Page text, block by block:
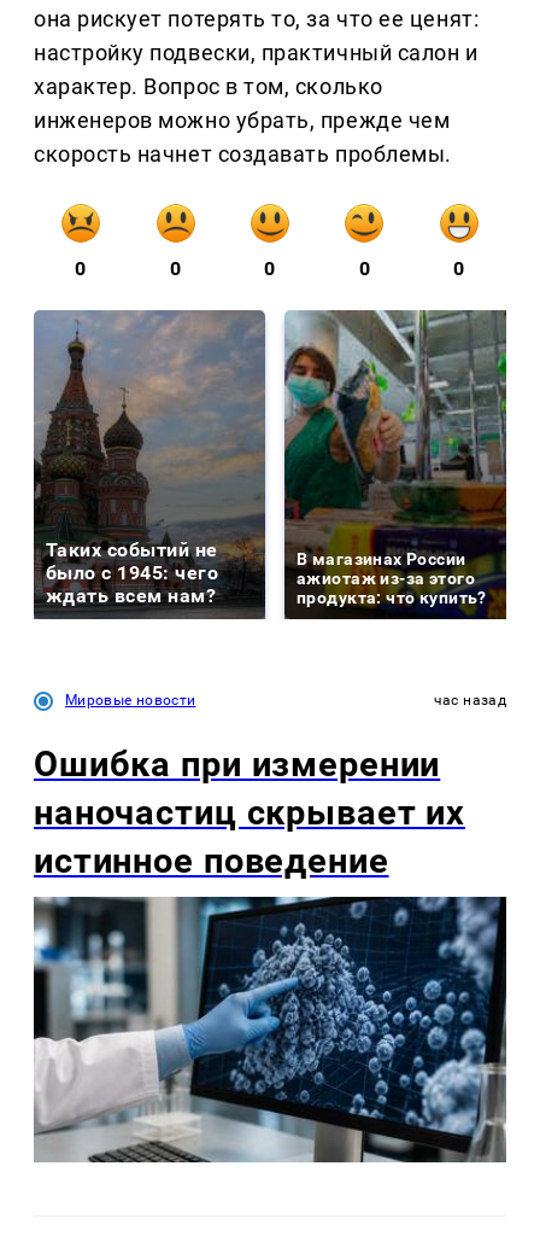
она рискует потерять то, за что ее ценят:
настройку подвески, практичный салон и
характер. Вопрос в том, сколько
инженеров можно убрать, прежде чем
скорость начнет создавать проблемы.
0 0 0 0 0
Таких событий не
было с 1945: чего
ждать всем нам?
В магазинах России
ажиотаж из-за этого
продукта: что купить?
Мировые новости час назад
Ошибка при измерении
наночастиц скрывает их
истинное поведение